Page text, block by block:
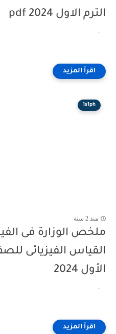
الترم الاول pdf 2024
-
1s1ph
منذ 2 سنة
ملخص الوزارة فى
القياس الفيزيائى
الأول 2024
-